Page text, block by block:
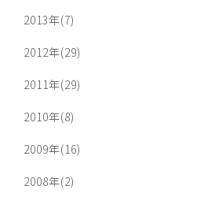
2013年(7)
2012年(29)
2011年(29)
2010年(8)
2009年(16)
2008年(2)